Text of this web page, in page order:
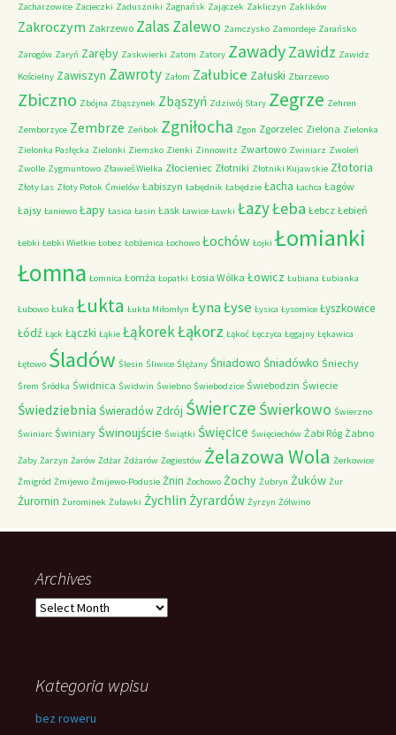
Zacharzowice Zacieczki Zaduszniki Zagnańsk Zajączek Zakliczyn Zaklików
Zakroczym Zakrzewo ZalasZalewo Zamczysko Zamordeje Zarańsko
Zarogów Zaryń Zaręby Zaskwierki Zatom Zatory ZawadyZawidz Zawidz
Kościelny Zawiszyn Zawroty Załom Załubice Załuski Zbarzewo
Zbiczno Zbójna Zbąszynek Zbąszyń Zdziwój Stary Zegrze Zehren
Zemborzyce Zembrze Zeńbok Zgniłocha Zgon Zgorzelec Zielona Zielonka
Zielonka Pasłęcka Zielonki Ziemsko Zienki Zinnowitz Zwartowo Zwiniarz Zwoleń
Zwolle Zygmuntowo Zławieś Wielka Złocieniec Złotniki Złotniki Kujawskie Złotoria
Złoty Las Złoty Potok Ćmielów Łabiszyn Łabędnik Łabędzie Łacha Łachca Łagów
Łajsy Łaniewo Łapy Łasica Łasin Łask Ławice Ławki ŁazyŁeba Łebcz Łebień
Łebki Łebki Wielkie Łobez Łobżenica Łochowo Łochów Łojki Łomianki
Łomna Łomnica Łomża Łopatki Łosia Wólka Łowicz Łubiana Łubianka
Łubowo Łuka Łukta Łukta Miłomłyn ŁynaŁyse Łysica Łysomice Łyszkowice
Łódź Łąck Łączki Łąkie ŁąkorekŁąkorz Łąkoć Łęczyca Łęgajny Łękawica
Łętowo Śladów Ślesin Śliwice Ślężany Śniadowo Śniadówko Śniechy
Śrem Śródka Świdnica Świdwin Świebno Świebodzice Świebodzin Świecie
Świedziebnia Świeradów Zdrój Świercze Świerkowo Świerzno
Świniarc Świniary Świnoujście Świątki Święcice Święciechów Żabi Róg Żabno
Żaby Żarzyn Żarów Żdżar Żdżarów Żegiestów Żelazowa Wola Żerkowice
Żmigród Żmijewo Żmijewo-Podusie Żnin Żochowo Żochy Żubryn Żuków Żur
Żuromin Żurominek Żuławki Żychlin Żyrardów Żyrzyn Żółwino
Archives
Archives
Kategoria wpisu
bez roweru